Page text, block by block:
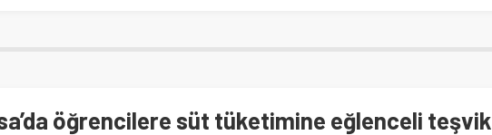
öğrencilere süt tüketimine eğlenceli teşvik